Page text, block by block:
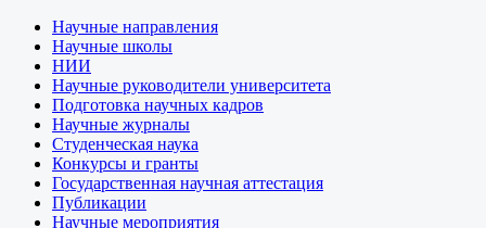
Научные направления
Научные школы
НИИ
Научные руководители университета
Подготовка научных кадров
Научные журналы
Студенческая наука
Конкурсы и гранты
Государственная научная аттестация
Публикации
Научные мероприятия